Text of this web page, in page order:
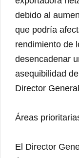
debido al
que podría
rendimiento de
desencadenar
asequibilidad
Director
Áreas
El Director